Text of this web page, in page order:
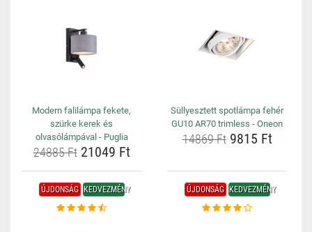
Modern falilámpa fekete,
szürke kerek és
olvasólámpával - Puglia
24885 Ft21049 Ft
Süllyesztett spotlámpa fehér
GU10 AR70 trimless - Oneon
14869 Ft9815 Ft
ÚJDONSÁG KEDVEZMÉNY ÚJDONSÁG KEDVEZMÉNY